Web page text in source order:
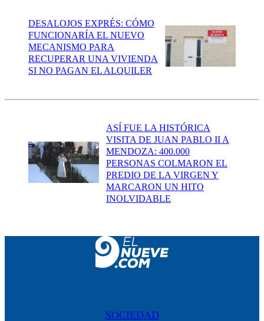
DESALOJOS EXPRÉS: CÓMO
FUNCIONARÍA EL NUEVO
MECANISMO PARA
RECUPERAR UNA VIVIENDA
SI NO PAGAN EL ALQUILER
ASÍ FUE LA HISTÓRICA
VISITA DE JUAN PABLO II A
MENDOZA: 400.000
PERSONAS COLMARON EL
PREDIO DE LA VIRGEN Y
MARCARON UN HITO
INOLVIDABLE
SOCIEDAD